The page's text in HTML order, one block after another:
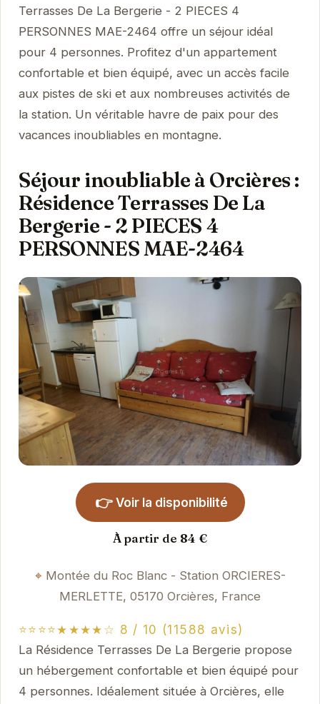
Terrasses De La Bergerie - 2 PIECES 4
PERSONNES MAE-2464 offre un séjour idéal
pour 4 personnes. Profitez d'un appartement
confortable et bien équipé, avec un accès facile
aux pistes de ski et aux nombreuses activités de
la station. Un véritable havre de paix pour des
vacances inoubliables en montagne.
Séjour inoubliable à Orcières :
Résidence Terrasses De La
Bergerie - 2 PIECES 4
PERSONNES MAE-2464
👉 Voir la disponibilité
À partir de 84 €
Montée du Roc Blanc - Station ORCIERES-
MERLETTE, 05170 Orcières, France
⭐⭐⭐⭐★★★★☆ 8 / 10 (11588 avis)
La Résidence Terrasses De La Bergerie propose
un hébergement confortable et bien équipé pour
4 personnes. Idéalement située à Orcières, elle